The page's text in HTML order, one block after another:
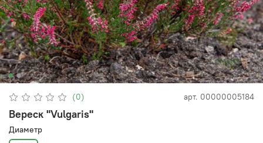
(0) арт. 00000005184
Вереск "Vulgaris"
Диаметр